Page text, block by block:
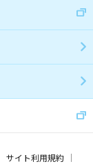
サイト利用規約